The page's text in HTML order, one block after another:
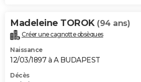
Madeleine TOROK (94 ans)
Créer une cagnotte obsèques
Naissance
12/03/1897 à A BUDAPEST
Décès